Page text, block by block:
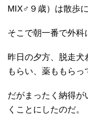
MIX♂９歳）は散歩
そこで朝一番で外科
昨日の夕方、脱走犬
もらい、薬ももらっ
だがまったく納得
くことにしたのだ。